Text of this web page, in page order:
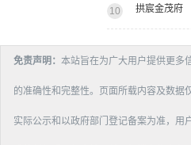
10 拱宸金茂府
免责声明： 本站旨在为广大用户提供更多
的准确性和完整性。页面所载内容及数据
实际公示和以政府部门登记备案为准，用